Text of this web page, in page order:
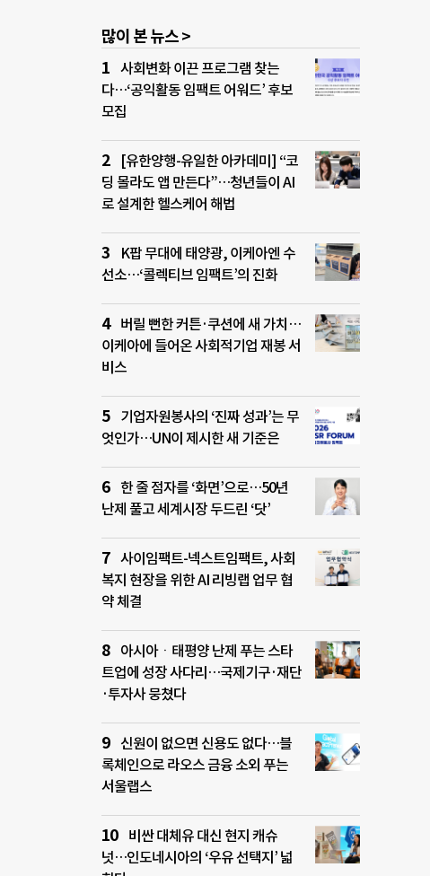
많이 본 뉴스 >
사회변화 이끈 프로그램 찾는
다…‘공익활동 임팩트 어워드’ 후보
모집
[유한양행-유일한 아카데미] “코
딩 몰라도 앱 만든다”…청년들이 AI
로 설계한 헬스케어 해법
K팝 무대에 태양광, 이케아엔 수
선소…‘콜렉티브 임팩트’의 진화
버릴 뻔한 커튼·쿠션에 새 가치…
이케아에 들어온 사회적기업 재봉 서
비스
기업자원봉사의 ‘진짜 성과’는 무
엇인가…UN이 제시한 새 기준은
한 줄 점자를 ‘화면’으로…50년
난제 풀고 세계시장 두드린 ‘닷’
사이임팩트-넥스트임팩트, 사회
복지 현장을 위한 AI 리빙랩 업무 협
약 체결
아시아ㆍ태평양 난제 푸는 스타
트업에 성장 사다리…국제기구·재단
·투자사 뭉쳤다
신원이 없으면 신용도 없다…블
록체인으로 라오스 금융 소외 푸는
서울랩스
비싼 대체유 대신 현지 캐슈
넛…인도네시아의 ‘우유 선택지’ 넓